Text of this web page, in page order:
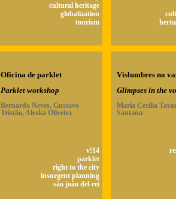
cultural heritage
globalization
tourism
Oficina de parklet
Parklet workshop
Bernardo Neves, Gustavo
Tristão, Aleska Oliveira
v!14
parklet
right to the city
insurgent planning
são joão del-rei
Vislumbres no
Glimpses in the
Maria Cecília
Santana